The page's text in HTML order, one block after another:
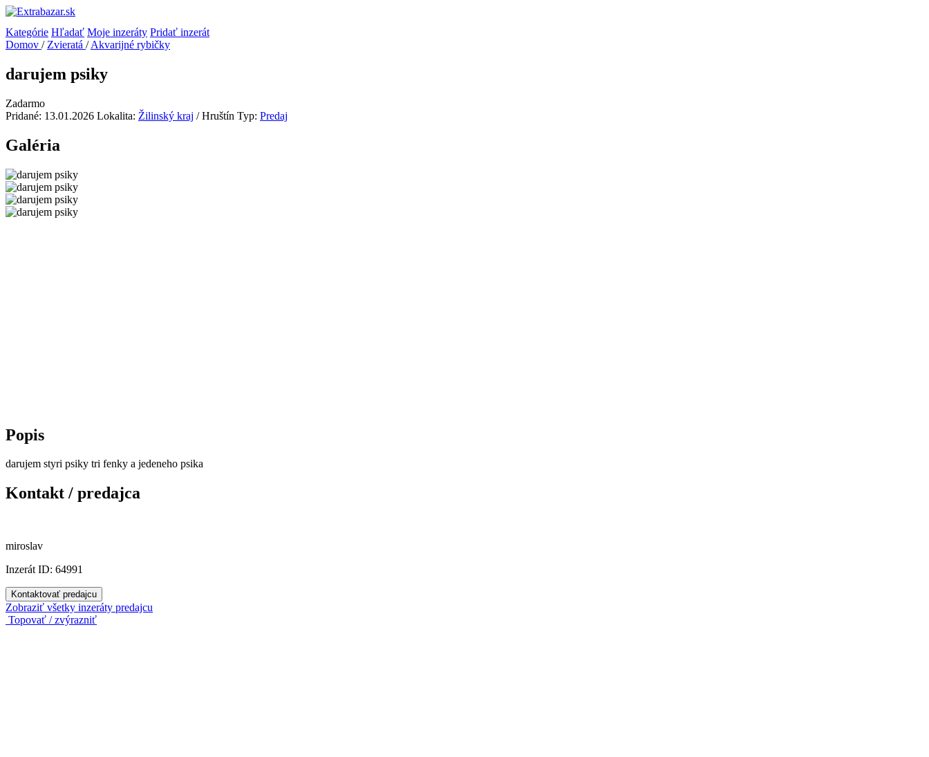
Kategórie Hľadať Moje inzeráty Pridať inzerát
Domov / Zvieratá / Akvarijné rybičky
darujem psiky
Zadarmo
Pridané: 13.01.2026 Lokalita: Žilinský kraj / Hruštín Typ: Predaj
Galéria
Popis
darujem styri psiky tri fenky a jedeneho psika
Kontakt / predajca
miroslav
Inzerát ID: 64991
Kontaktovať predajcu
Zobraziť všetky inzeráty predajcu
Topovať / zvýrazniť